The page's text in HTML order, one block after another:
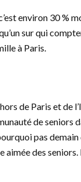
environ 30 %
sur qui
à Paris.
de Paris et de
de seniors
pas
aimée des